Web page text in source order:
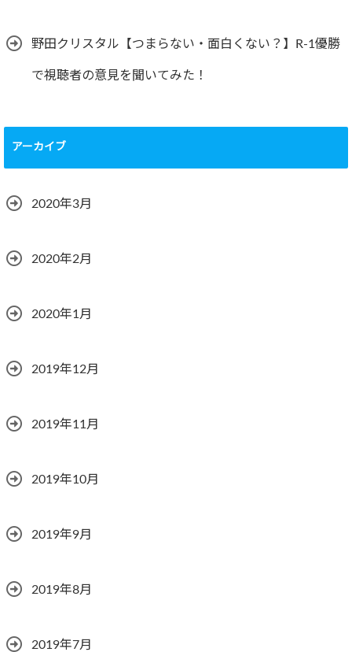
野田クリスタル【つまらない・面白くない？】R-1優勝
で視聴者の意見を聞いてみた！
アーカイブ
2020年3月
2020年2月
2020年1月
2019年12月
2019年11月
2019年10月
2019年9月
2019年8月
2019年7月